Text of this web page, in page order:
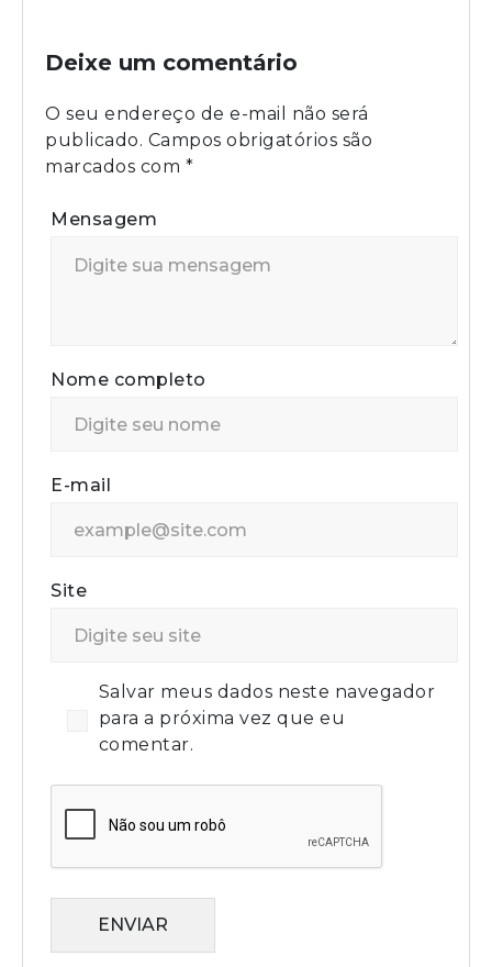
Deixe um comentário
O seu endereço de e-mail não será
publicado. Campos obrigatórios são
marcados com *
Mensagem
Nome completo
E-mail
Site
Salvar meus dados neste navegador
para a próxima vez que eu
comentar.
ENVIAR